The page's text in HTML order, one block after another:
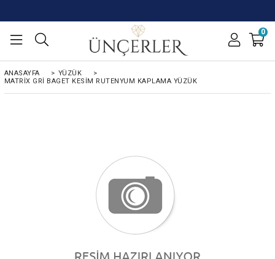
0
ANASAYFA > YÜZÜK
>
MATRIX GRI BAGET KESIM RUTENYUM KAPLAMA YÜZÜK